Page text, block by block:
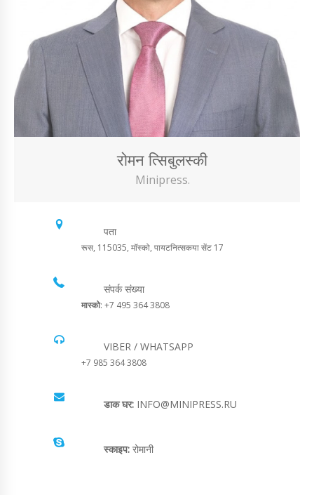
रोमन त्सिबुलस्की
Minipress.
पता
रूस, 115035, मॉस्को, पायटनित्सकया सेंट 17
संपर्क संख्या
मास्को: +7 495 364 3808
VIBER / WHATSAPP
+7 985 364 3808
डाक घर: INFO@MINIPRESS.RU
स्काइप: रोमानी